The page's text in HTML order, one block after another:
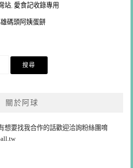
站 愛食記收錄專用
碼頭阿姨蛋餅
關於阿球
想要找我合作的話歡迎洽詢粉絲團唷